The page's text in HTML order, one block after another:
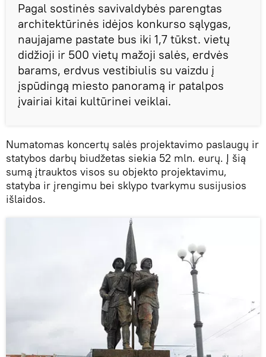
Pagal sostinės savivaldybės parengtas
architektūrinės idėjos konkurso sąlygas,
naujajame pastate bus iki 1,7 tūkst. vietų
didžioji ir 500 vietų mažoji salės, erdvės
barams, erdvus vestibiulis su vaizdu į
įspūdingą miesto panoramą ir patalpos
įvairiai kitai kultūrinei veiklai.
Numatomas koncertų salės projektavimo paslaugų ir
statybos darbų biudžetas siekia 52 mln. eurų. Į šią
sumą įtrauktos visos su objekto projektavimu,
statyba ir įrengimu bei sklypo tvarkymu susijusios
išlaidos.